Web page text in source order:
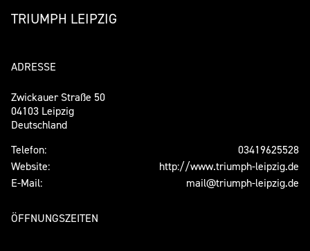
TRIUMPH LEIPZIG
ADRESSE
Zwickauer Straße 50
04103 Leipzig
Deutschland
Telefon:
03419625528
Website:
http://www.triumph-leipzig.de
E-Mail:
mail@triumph-leipzig.de
ÖFFNUNGSZEITEN